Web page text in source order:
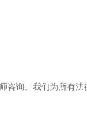
询。我们为所有